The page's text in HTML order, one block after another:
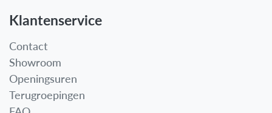
Klantenservice
Contact
Showroom
Openingsuren
Terugroepingen